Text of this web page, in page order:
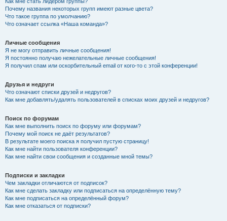
Почему названия некоторых групп имеют разные цвета?
Что такое группа по умолчанию?
Что означает ссылка «Наша команда»?
Личные сообщения
Я не могу отправить личные сообщения!
Я постоянно получаю нежелательные личные сообщения!
Я получил спам или оскорбительный email от кого-то с этой конференции!
Друзья и недруги
Что означают списки друзей и недругов?
Как мне добавлять/удалять пользователей в списках моих друзей и недругов?
Поиск по форумам
Как мне выполнить поиск по форуму или форумам?
Почему мой поиск не даёт результатов?
В результате моего поиска я получил пустую страницу!
Как мне найти пользователя конференции?
Как мне найти свои сообщения и созданные мной темы?
Подписки и закладки
Чем закладки отличаются от подписок?
Как мне сделать закладку или подписаться на определённую тему?
Как мне подписаться на определённый форум?
Как мне отказаться от подписки?